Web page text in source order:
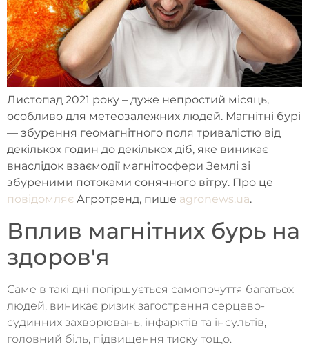
Листопад 2021 року – дуже непростий місяць,
особливо для метеозалежних людей. Магнітні бурі
— збурення геомагнітного поля тривалістю від
декількох годин до декількох діб, яке виникає
внаслідок взаємодії магнітосфери Землі зі
збуреними потоками сонячного вітру. Про це
повідомляє Агротренд, пише agronews.ua.
Вплив магнітних бурь на
здоров'я
Саме в такі дні погіршується самопочуття багатьох
людей, виникає ризик загострення серцево-
судинних захворювань, інфарктів та інсультів,
головний біль, підвищення тиску тощо.